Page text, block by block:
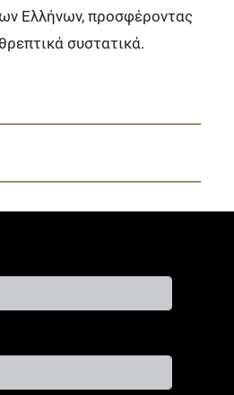
Ελλήνων, προσφέροντας
συστατικά.